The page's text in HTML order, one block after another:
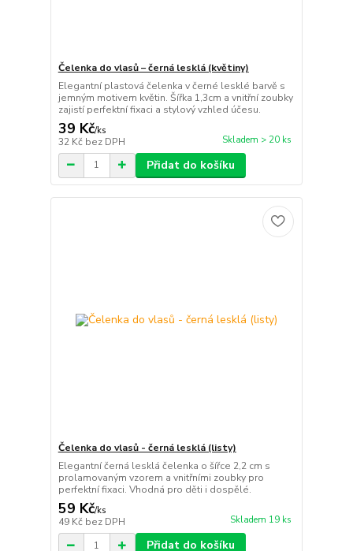
Čelenka do vlasů – černá lesklá (květiny)
Elegantní plastová čelenka v černé lesklé barvě s
jemným motivem květin. Šířka 1,3cm a vnitřní zoubky
zajistí perfektní fixaci a stylový vzhled účesu.
39 Kč/ks
32 Kč bez DPH Skladem > 20 ks
Přidat do košíku
Čelenka do vlasů - černá lesklá (listy)
Elegantní černá lesklá čelenka o šířce 2,2 cm s
prolamovaným vzorem a vnitřními zoubky pro
perfektní fixaci. Vhodná pro děti i dospělé.
59 Kč/ks
49 Kč bez DPH Skladem 19 ks
Přidat do košíku